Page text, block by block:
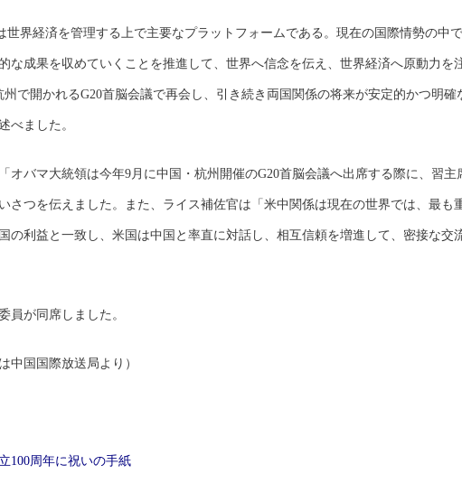
世界経済を管理する上で主要なプラットフォームである。現在の国際情勢の中
な成果を収めていくことを推進して、世界へ信念を伝え、世界経済へ原動力を
で開かれるG20首脳会議で再会し、引き続き両国関係の将来が安定的かつ明
べました。
オバマ大統領は今年9月に中国・杭州開催のG20首脳会議へ出席する際に、習
さつを伝えました。また、ライス補佐官は「米中関係は現在の世界では、最も
の利益と一致し、米国は中国と率直に対話し、相互信頼を増進して、密接な交
員が同席しました。
中国国際放送局より）
100周年に祝いの手紙